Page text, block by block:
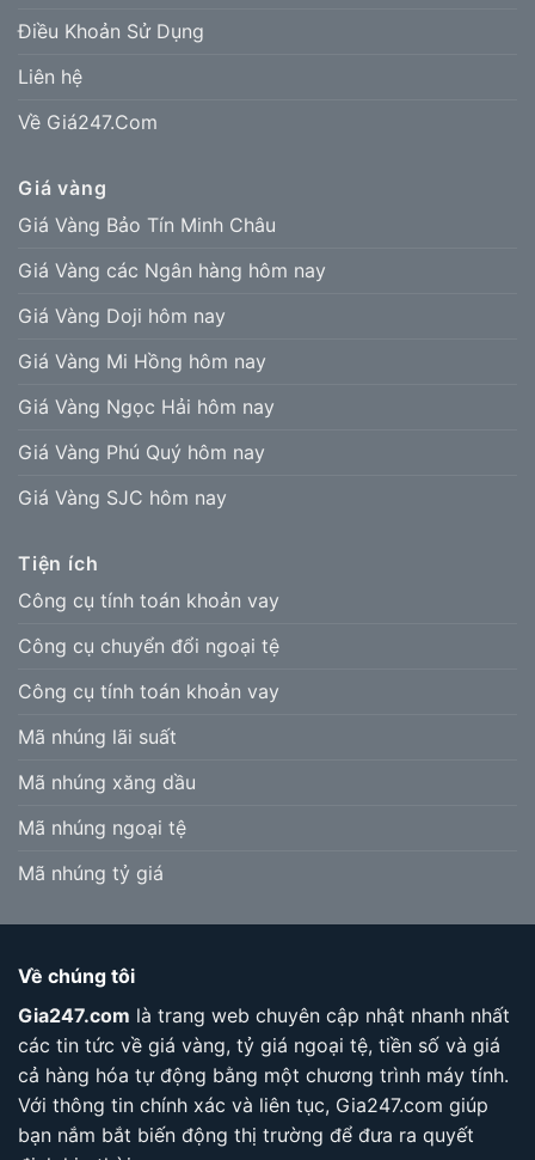
Điều Khoản Sử Dụng
Liên hệ
Về Giá247.Com
Giá vàng
Giá Vàng Bảo Tín Minh Châu
Giá Vàng các Ngân hàng hôm nay
Giá Vàng Doji hôm nay
Giá Vàng Mi Hồng hôm nay
Giá Vàng Ngọc Hải hôm nay
Giá Vàng Phú Quý hôm nay
Giá Vàng SJC hôm nay
Tiện ích
Công cụ tính toán khoản vay
Công cụ chuyển đổi ngoại tệ
Công cụ tính toán khoản vay
Mã nhúng lãi suất
Mã nhúng xăng dầu
Mã nhúng ngoại tệ
Mã nhúng tỷ giá
Về chúng tôi
Gia247.com là trang web chuyên cập nhật nhanh nhất
các tin tức về giá vàng, tỷ giá ngoại tệ, tiền số và giá
cả hàng hóa tự động bằng một chương trình máy tính.
Với thông tin chính xác và liên tục, Gia247.com giúp
bạn nắm bắt biến động thị trường để đưa ra quyết